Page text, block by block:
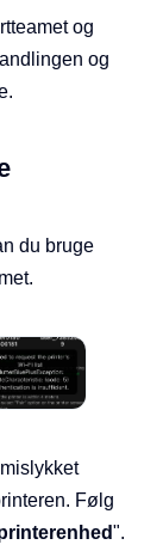
og
og
du bruge
Følg
".